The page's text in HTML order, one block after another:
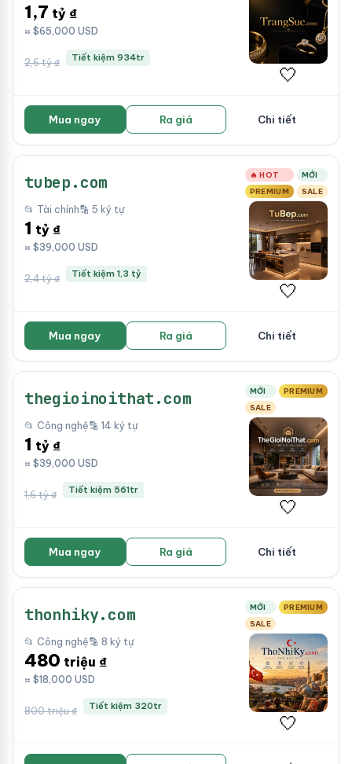
1,7 tỷ ₫
≈ $65,000 USD
2,6 tỷ ₫ Tiết kiệm 934tr
🤍
Mua ngay Ra giá Chi tiết
tubep.com 🔥 HOT
MỚI
PREMIUM
SALE
📂 Tài chính🔡 5 ký tự
1 tỷ ₫
≈ $39,000 USD
2,4 tỷ ₫ Tiết kiệm 1,3 tỷ
🤍
Mua ngay Ra giá Chi tiết
thegioinoithat.com MỚI
PREMIUM
SALE
📂 Công nghệ🔡 14 ký tự
1 tỷ ₫
≈ $39,000 USD
1,6 tỷ ₫ Tiết kiệm 561tr
🤍
Mua ngay Ra giá Chi tiết
thonhiky.com MỚI
PREMIUM
SALE
📂 Công nghệ🔡 8 ký tự
480 triệu ₫
≈ $18,000 USD
800 triệu ₫ Tiết kiệm 320tr
🤍